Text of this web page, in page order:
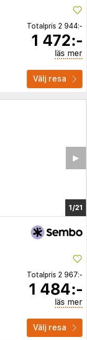
Totalpris 2 944:-
1 472:-
läs mer
Välj resa
1/16
▶︎
Totalpris 2 967:-
1 484:-
läs mer
Välj resa